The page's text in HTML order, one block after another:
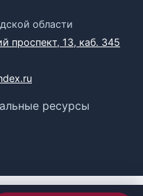
области
проспект, 13, каб. 345
ресурсы